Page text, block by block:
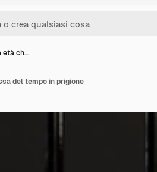
età ch…
del tempo in prigione